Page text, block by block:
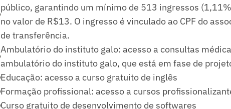
público, garantindo um mínimo de 513 ingressos
no valor de R$13. O ingresso é vinculado ao CPF do
de transferência.
Ambulatório do instituto galo: acesso a consultas
ambulatório do instituto galo, que está em fase de
Educação: acesso a curso gratuito de inglês
Formação profissional: acesso a cursos
Curso gratuito de desenvolvimento de softwares